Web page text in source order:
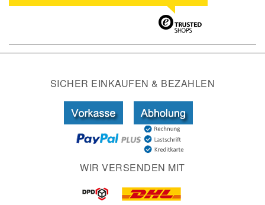
SICHER EINKAUFEN & BEZAHLEN
WIR VERSENDEN MIT